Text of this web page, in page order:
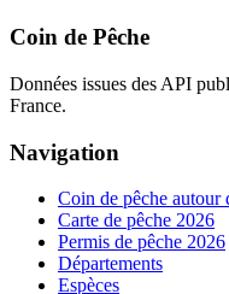
Coin de Pêche
Données issues des API
France.
Navigation
Coin de pêche autour
Carte de pêche 2026
Permis de pêche 2026
Départements
Espèces